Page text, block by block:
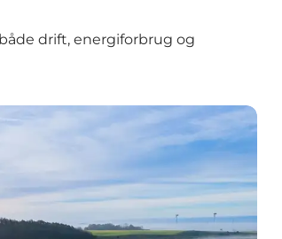
drift, energiforbrug og